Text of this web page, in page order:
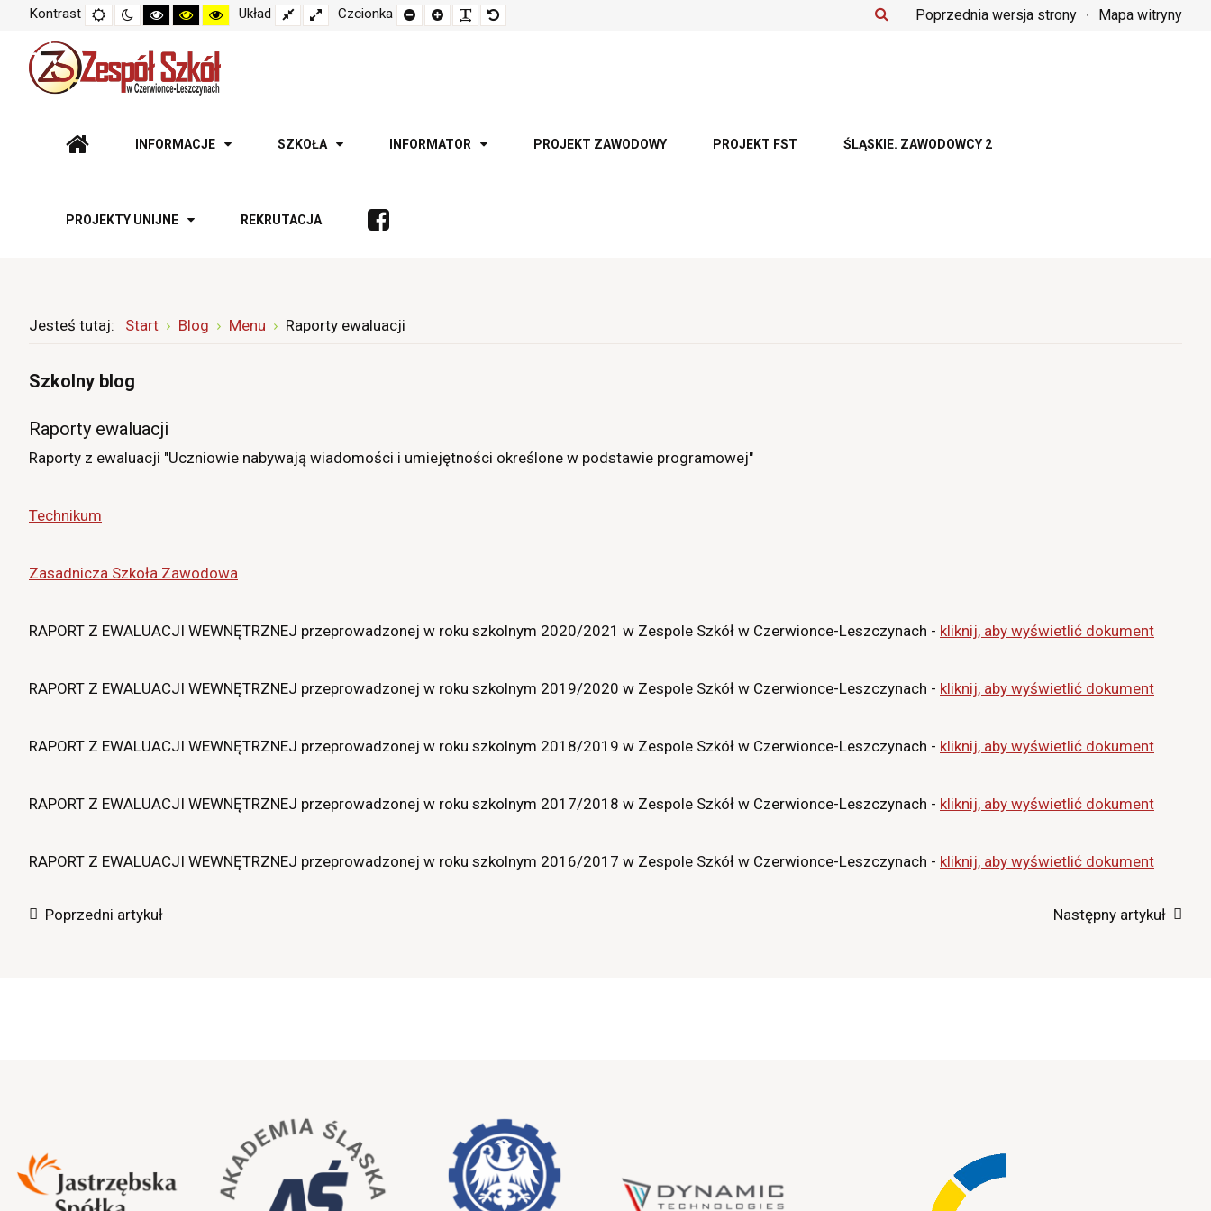
Kontrast
Tryb
domyślny
Tryb
nocny
Tryb
czarno-
o
wysokim
kontraście
Tryb
czarno-
o
wysokim
kontraście
Tryb
żółto-
Układ
Fixed
layout
Wide
layout
Czcionka
Set
smaller
Set
larger
Make
font
Set
default
Poprzednia wersja strony Mapa witryny
INFORMACJE SZKOŁA INFORMATOR PROJEKT ZAWODOWY PROJEKT FST ŚLĄSKIE. ZAWODOWCY 2
PROJEKTY UNIJNE REKRUTACJA
Jesteś tutaj: Start Blog Menu Raporty ewaluacji
Szkolny blog
Raporty ewaluacji
Raporty z ewaluacji "Uczniowie nabywają wiadomości i umiejętności określone w podstawie programowej"
Technikum
Zasadnicza Szkoła Zawodowa
RAPORT Z EWALUACJI WEWNĘTRZNEJ przeprowadzonej w roku szkolnym 2020/2021 w Zespole Szkół w Czerwionce-Leszczynach - kliknij, aby wyświetlić dokument
RAPORT Z EWALUACJI WEWNĘTRZNEJ przeprowadzonej w roku szkolnym 2019/2020 w Zespole Szkół w Czerwionce-Leszczynach - kliknij, aby wyświetlić dokument
RAPORT Z EWALUACJI WEWNĘTRZNEJ przeprowadzonej w roku szkolnym 2018/2019 w Zespole Szkół w Czerwionce-Leszczynach - kliknij, aby wyświetlić dokument
RAPORT Z EWALUACJI WEWNĘTRZNEJ przeprowadzonej w roku szkolnym 2017/2018 w Zespole Szkół w Czerwionce-Leszczynach - kliknij, aby wyświetlić dokument
RAPORT Z EWALUACJI WEWNĘTRZNEJ przeprowadzonej w roku szkolnym 2016/2017 w Zespole Szkół w Czerwionce-Leszczynach - kliknij, aby wyświetlić dokument
Poprzedni artykuł Następny artykuł